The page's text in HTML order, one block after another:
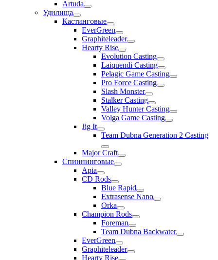
Artuda
Удилища
Кастинговые
EverGreen
Graphiteleader
Hearty Rise
Evolution Casting
Laiquendi Casting
Pelagic Game Casting
Pro Force Casting
Slash Monster
Stalker Casting
Valley Hunter Casting
Volga Game Casting
Jig It
Team Dubna Generation 2 Casting
Major Craft
Спиннинговые
Apia
CD Rods
Blue Rapid
Extrasense Nano
Orka
Champion Rods
Foreman
Team Dubna Backwater
EverGreen
Graphiteleader
Hearty Rise